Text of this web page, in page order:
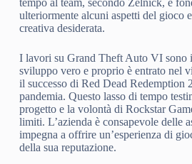
ulteriormente alcuni aspetti del gioco
creativa desiderata.
I lavori su Grand Theft Auto VI sono
sviluppo vero e proprio è entrato nel
il successo di Red Dead Redemption
pandemia. Questo lasso di tempo
progetto e la volontà di Rockstar
limiti. L’azienda è consapevole delle
impegna a offrire un’esperienza di
della sua reputazione.